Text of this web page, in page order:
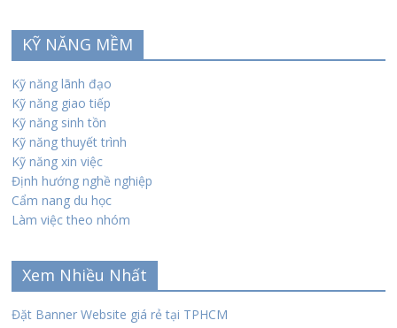
KỸ NĂNG MỀM
Kỹ năng lãnh đạo
Kỹ năng giao tiếp
Kỹ năng sinh tồn
Kỹ năng thuyết trình
Kỹ năng xin việc
Định hướng nghề nghiệp
Cẩm nang du học
Làm việc theo nhóm
Xem Nhiều Nhất
Đặt Banner Website giá rẻ tại TPHCM